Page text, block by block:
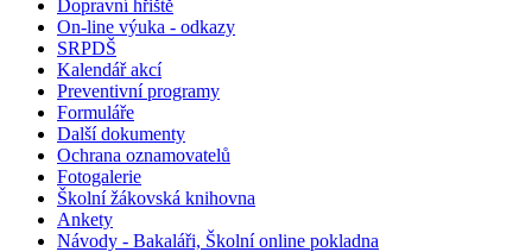
Dopravní hřiště
On-line výuka - odkazy
SRPDŠ
Kalendář akcí
Preventivní programy
Formuláře
Další dokumenty
Ochrana oznamovatelů
Fotogalerie
Školní žákovská knihovna
Ankety
Návody - Bakaláři, Školní online pokladna